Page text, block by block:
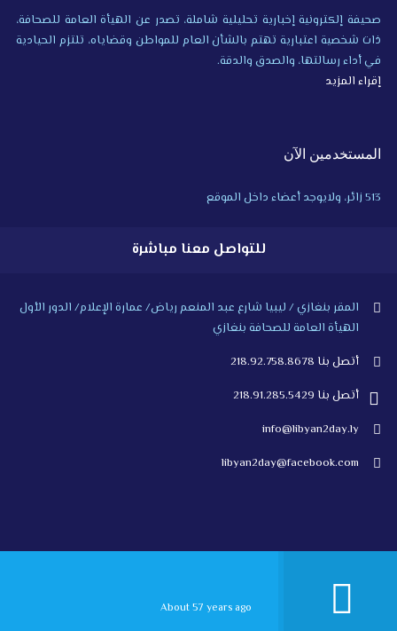
صحيفة إلكترونية إخبارية تحليلية شاملة، تصدر عن الهيأة العامة للصحافة،
ذات شخصية اعتبارية تهتم بالشأن العام للمواطن وقضاياه، تلتزم الحيادية
في أداء رسالتها، والصدق والدقة.
إقراء المزيد
المستخدمين الآن
513 زائر، ولايوجد أعضاء داخل الموقع
للتواصل معنا مباشرة
المقر بنغازي / ليبيا شارع عبد المنعم رياض/ عمارة الإعلام/ الدور الأول
الهيأة العامة للصحافة بنغازي
أتصل بنا 218.92.758.8678
أتصل بنا 218.91.285.5429
info@libyan2day.ly
libyan2day@facebook.com
About 57 years ago